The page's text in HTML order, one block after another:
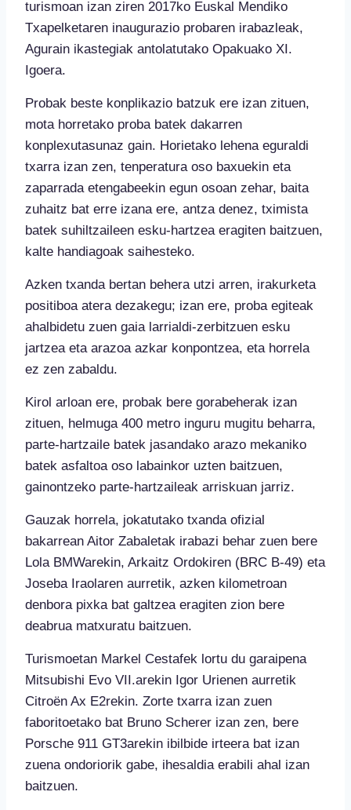
turismoan izan ziren 2017ko Euskal Mendiko
Txapelketaren inaugurazio probaren irabazleak,
Agurain ikastegiak antolatutako Opakuako XI.
Igoera.
Probak beste konplikazio batzuk ere izan zituen,
mota horretako proba batek dakarren
konplexutasunaz gain. Horietako lehena eguraldi
txarra izan zen, tenperatura oso baxuekin eta
zaparrada etengabeekin egun osoan zehar, baita
zuhaitz bat erre izana ere, antza denez, tximista
batek suhiltzaileen esku-hartzea eragiten baitzuen,
kalte handiagoak saihesteko.
Azken txanda bertan behera utzi arren, irakurketa
positiboa atera dezakegu; izan ere, proba egiteak
ahalbidetu zuen gaia larrialdi-zerbitzuen esku
jartzea eta arazoa azkar konpontzea, eta horrela
ez zen zabaldu.
Kirol arloan ere, probak bere gorabeherak izan
zituen, helmuga 400 metro inguru mugitu beharra,
parte-hartzaile batek jasandako arazo mekaniko
batek asfaltoa oso labainkor uzten baitzuen,
gainontzeko parte-hartzaileak arriskuan jarriz.
Gauzak horrela, jokatutako txanda ofizial
bakarrean Aitor Zabaletak irabazi behar zuen bere
Lola BMWarekin, Arkaitz Ordokiren (BRC B-49) eta
Joseba Iraolaren aurretik, azken kilometroan
denbora pixka bat galtzea eragiten zion bere
deabrua matxuratu baitzuen.
Turismoetan Markel Cestafek lortu du garaipena
Mitsubishi Evo VII.arekin Igor Urienen aurretik
Citroën Ax E2rekin. Zorte txarra izan zuen
faboritoetako bat Bruno Scherer izan zen, bere
Porsche 911 GT3arekin ibilbide irteera bat izan
zuena ondoriorik gabe, ihesaldia erabili ahal izan
baitzuen.